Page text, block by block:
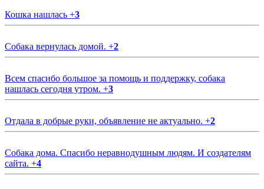
Кошка нашлась +3
Собака вернулась домой. +2
Всем спасибо большое за помощь и поддержку, собака
нашлась сегодня утром. +3
Отдала в добрые руки, объявление не актуально. +2
Собака дома. Спасибо неравнодушным людям. И создателям
сайта. +4